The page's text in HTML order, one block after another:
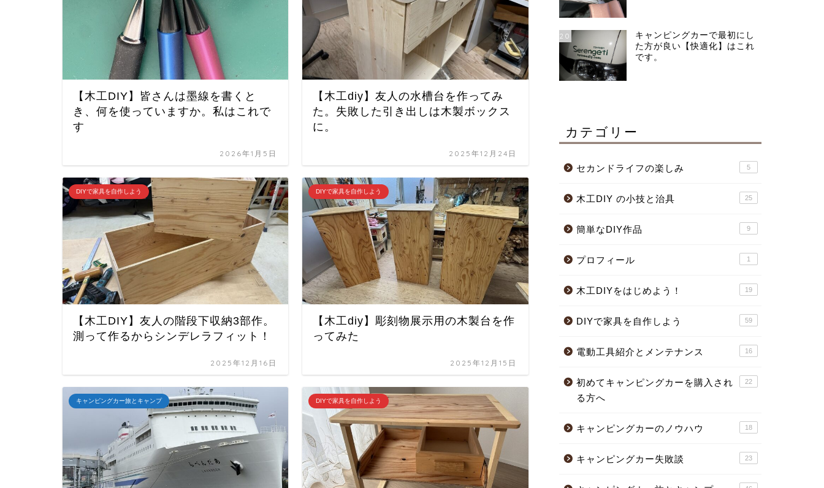
【木工DIY】皆さんは墨線を書くと
き、何を使っていますか。私はこれで
す
2026年1月5日
【木工diy】友人の水槽台を作ってみ
た。失敗した引き出しは木製ボックス
に。
2025年12月24日
DIYで家具を自作しよう
【木工DIY】友人の階段下収納3部作。
測って作るからシンデレラフィット！
2025年12月16日
DIYで家具を自作しよう
【木工diy】彫刻物展示用の木製台を作
ってみた
2025年12月15日
キャンピングカー旅とキャンプ DIYで家具を自作しよう
20
キャンピングカーで最初にし
た方が良い【快適化】はこれ
です。
カテゴリー
セカンドライフの楽しみ 5
木工DIY の小技と治具 25
簡単なDIY作品 9
プロフィール 1
木工DIYをはじめよう！ 19
DIYで家具を自作しよう 59
電動工具紹介とメンテナンス 16
初めてキャンピングカーを購入され
る方へ
22
キャンピングカーのノウハウ 18
キャンピングカー失敗談 23